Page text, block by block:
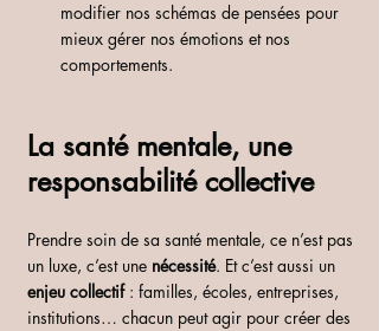
modifier nos schémas de pensées pour
mieux gérer nos émotions et nos
comportements.
La santé mentale, une
responsabilité collective
Prendre soin de sa santé mentale, ce n’est pas
un luxe, c’est une nécessité. Et c’est aussi un
enjeu collectif : familles, écoles, entreprises,
institutions… chacun peut agir pour créer des